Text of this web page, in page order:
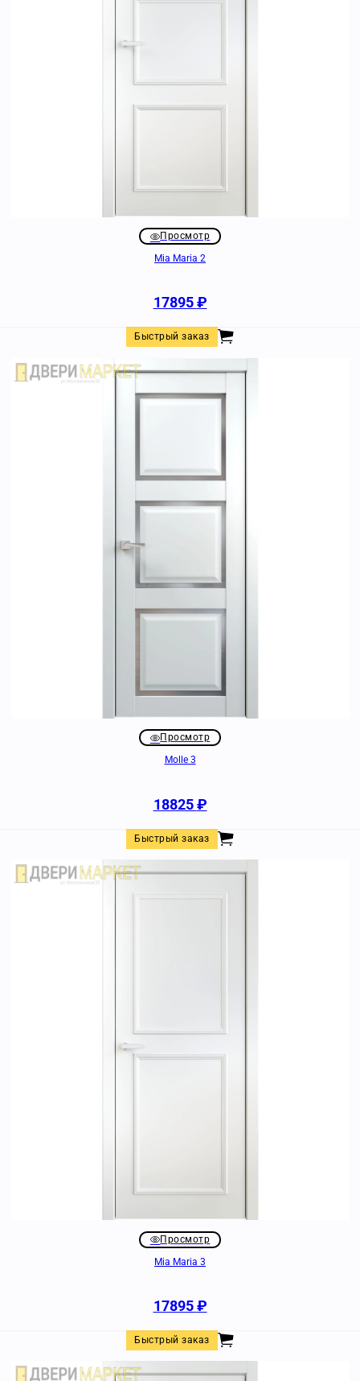
Просмотр
Mia Maria 2
17895₽
Быстрый заказ
Просмотр
Molle 3
18825₽
Быстрый заказ
Просмотр
Mia Maria 3
17895₽
Быстрый заказ